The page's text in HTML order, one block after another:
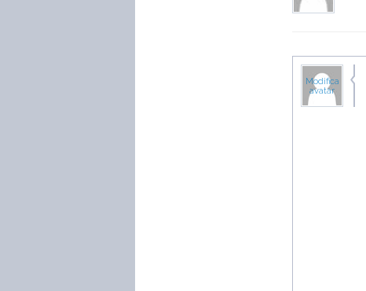
Modifica
avatar